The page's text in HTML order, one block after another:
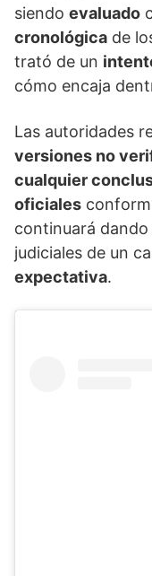
siendo evaluado
cronológica de
trató de un
cómo encaja
Las autoridades
versiones no
cualquier
oficiales
continuará dando
judiciales de un
expectativa.